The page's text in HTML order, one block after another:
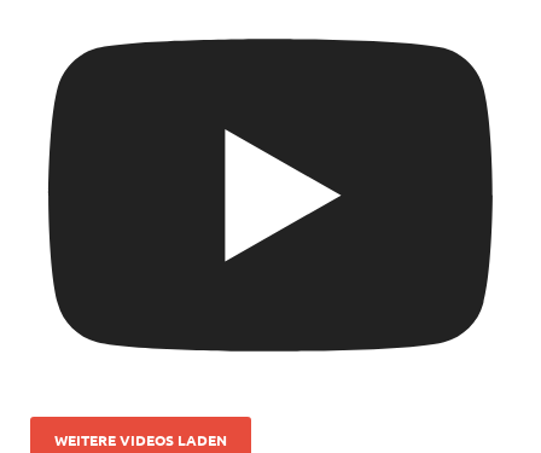
WEITERE VIDEOS LADEN